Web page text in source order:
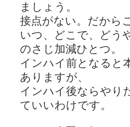
ましょう。
接点がない。だから
いつ、どこで、どう
のさじ加減ひとつ。
インハイ前となると
ありますが、
インハイ後ならやり
ていいわけです。